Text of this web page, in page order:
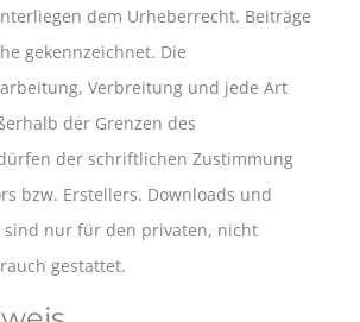
dem Urheberrecht. Beiträge
gekennzeichnet. Die
Verbreitung und jede Art
der Grenzen des
der schriftlichen Zustimmung
bzw. Erstellers. Downloads und
sind nur für den privaten, nicht
gestattet.